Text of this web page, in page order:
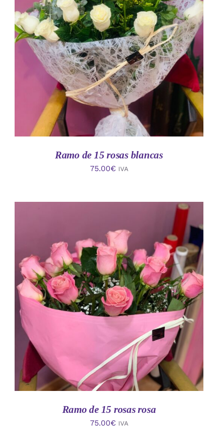
AÑADIR AL CARRITO
/
DETALLES
Ramo de 15 rosas blancas
75.00€ IVA
AÑADIR AL CARRITO
/
DETALLES
Ramo de 15 rosas rosa
75.00€ IVA